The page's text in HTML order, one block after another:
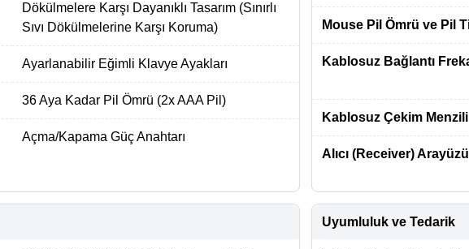
Dökülmelere Karşı Dayanıklı Tasarım (Sınırlı
Sıvı Dökülmelerine Karşı Koruma)
Ayarlanabilir Eğimli Klavye Ayakları
36 Aya Kadar Pil Ömrü (2x AAA Pil)
Açma/Kapama Güç Anahtarı
Mouse Pil Ömrü ve Pil
Kablosuz Bağlantı
Kablosuz Çekim Menzili
Alıcı (Receiver) Arayüzü
Uyumluluk ve Tedarik